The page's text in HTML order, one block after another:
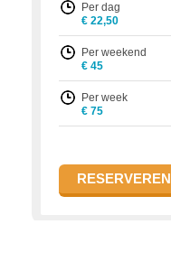
Per dag
22,50
Per weekend
45
Per week
75
RESERVEREN